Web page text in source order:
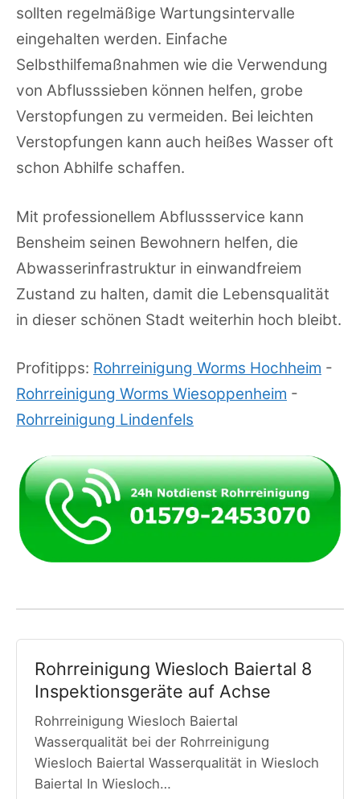
sollten regelmäßige Wartungsintervalle
eingehalten werden. Einfache
Selbsthilfemaßnahmen wie die Verwendung
von Abflusssieben können helfen, grobe
Verstopfungen zu vermeiden. Bei leichten
Verstopfungen kann auch heißes Wasser oft
schon Abhilfe schaffen.
Mit professionellem Abflussservice kann
Bensheim seinen Bewohnern helfen, die
Abwasserinfrastruktur in einwandfreiem
Zustand zu halten, damit die Lebensqualität
in dieser schönen Stadt weiterhin hoch bleibt.
Profitipps: Rohrreinigung Worms Hochheim -
Rohrreinigung Worms Wiesoppenheim -
Rohrreinigung Lindenfels
Rohrreinigung Wiesloch Baiertal 8
Inspektionsgeräte auf Achse
Rohrreinigung Wiesloch Baiertal
Wasserqualität bei der Rohrreinigung
Wiesloch Baiertal Wasserqualität in Wiesloch
Baiertal In Wiesloch…